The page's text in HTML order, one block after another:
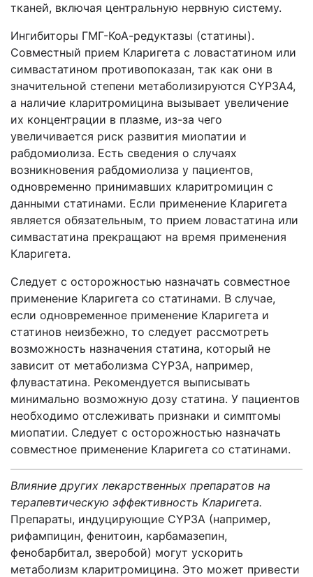
тканей, включая центральную нервную систему.
Ингибиторы ГМГ-КоА-редуктазы (статины).
Совместный прием Кларигета с ловастатином или
симвастатином противопоказан, так как они в
значительной степени метаболизируются CYP3A4,
а наличие кларитромицина вызывает увеличение
их концентрации в плазме, из-за чего
увеличивается риск развития миопатии и
рабдомиолиза. Есть сведения о случаях
возникновения рабдомиолиза у пациентов,
одновременно принимавших кларитромицин с
данными статинами. Если применение Кларигета
является обязательным, то прием ловастатина или
симвастатина прекращают на время применения
Кларигета.
Следует с осторожностью назначать совместное
применение Кларигета со статинами. В случае,
если одновременное применение Кларигета и
статинов неизбежно, то следует рассмотреть
возможность назначения статина, который не
зависит от метаболизма CYP3A, например,
флувастатина. Рекомендуется выписывать
минимально возможную дозу статина. У пациентов
необходимо отслеживать признаки и симптомы
миопатии. Следует с осторожностью назначать
совместное применение Кларигета со статинами.
Влияние других лекарственных препаратов на
терапевтическую эффективность Кларигета.
Препараты, индуцирующие CYP3A (например,
рифампицин, фенитоин, карбамазепин,
фенобарбитал, зверобой) могут ускорить
метаболизм кларитромицина. Это может привести